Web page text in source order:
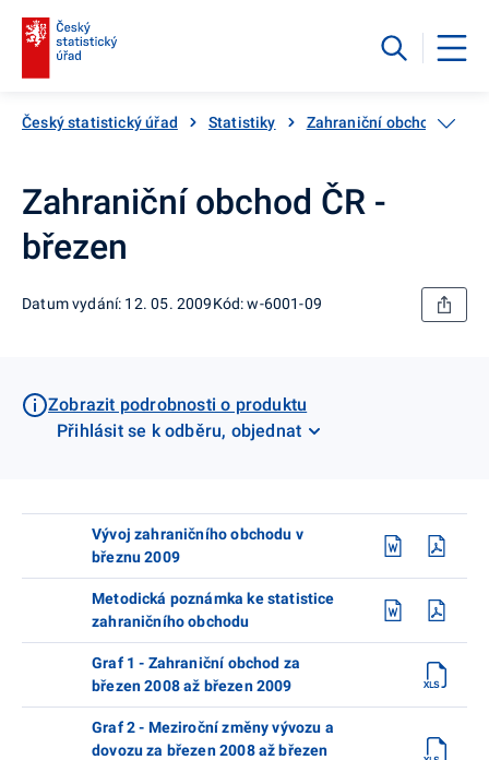
Český statistický úřad Statistiky Zahraniční obchod
Zahraniční obchod ČR -
březen
Datum vydání: 12. 05. 2009Kód: w-6001-09
Zobrazit podrobnosti o produktu
Přihlásit se k odběru, objednat
Vývoj zahraničního obchodu v
březnu 2009
Metodická poznámka ke statistice
zahraničního obchodu
Graf 1 - Zahraniční obchod za
březen 2008 až březen 2009
Graf 2 - Meziroční změny vývozu a
dovozu za březen 2008 až březen